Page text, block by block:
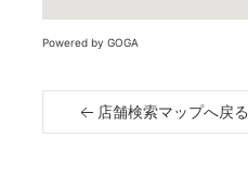
Powered by GOGA
店舗検索マップへ戻る